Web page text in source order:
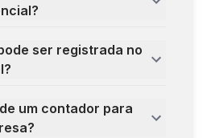
ser registrada no
um contador para